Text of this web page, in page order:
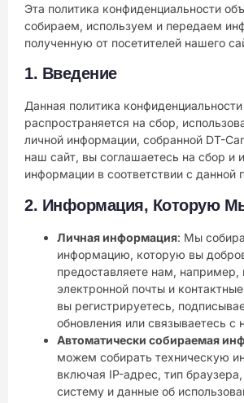
Эта политика конфиденциальности
собираем, используем и передаем
полученную от посетителей нашего
1. Введение
Данная политика конфиденциальности
распространяется на сбор,
личной информации, собранной DT-
наш сайт, вы соглашаетесь на сбор и
информации в соответствии с данной
2. Информация, Которую
Личная информация: Мы
информацию, которую вы
предоставляете нам, например,
электронной почты и
вы регистрируетесь,
обновления или связываетесь с
Автоматически собираемая
можем собирать техническую
включая IP-адрес, тип
систему и данные об